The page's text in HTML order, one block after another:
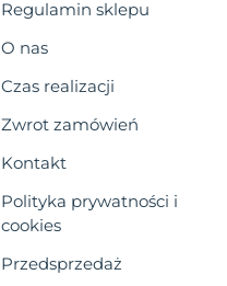
Regulamin sklepu
O nas
Czas realizacji
Zwrot zamówień
Kontakt
Polityka prywatności i
cookies
Przedsprzedaż